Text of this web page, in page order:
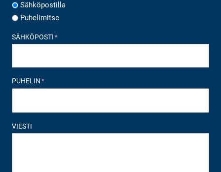
Sähköpostilla
Puhelimitse
SÄHKÖPOSTI *
PUHELIN *
VIESTI